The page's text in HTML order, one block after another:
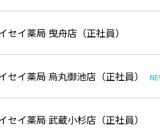
セイ薬局 曳舟店（正社員）
セイ薬局 烏丸御池店（正社員）
セイ薬局 武蔵小杉店（正社員）